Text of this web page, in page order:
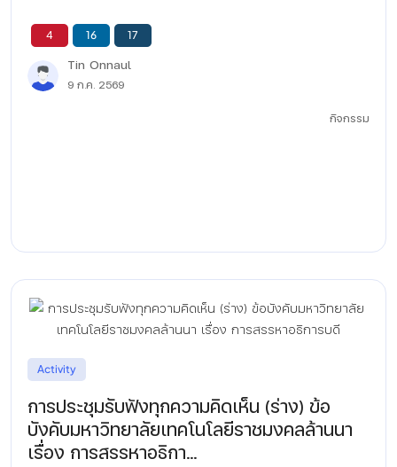
4 16 17
Tin Onnaul
9 ก.ค. 2569
กิจกรรม
Activity
การประชุมรับฟังทุกความคิดเห็น (ร่าง) ข้อ
บังคับมหาวิทยาลัยเทคโนโลยีราชมงคลล้านนา
เรื่อง การสรรหาอธิกา...